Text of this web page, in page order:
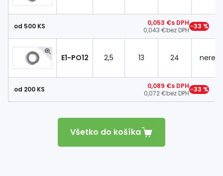
od 500 KS 0,053 €s DPH
0,043 €bez DPH−33 %
E1-PO12 2,5 13 24 nerez
od 200 KS 0,089 €s DPH
0,072 €bez DPH−33 %
Všetko do košíka